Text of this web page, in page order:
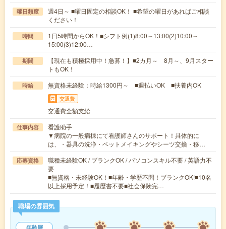
曜日頻度
週4日～ ■曜日固定の相談OK！ ■希望の曜日があればご相談
ください！
時間
1日5時間からOK！■シフト例(1)8:00～13:00(2)10:00～
15:00(3)12:00…
期間
【現在も積極採用中！急募！】■2カ月～ 8月～、9月スター
トもOK！
時給 無資格未経験：時給1300円～ ■週払いOK ■扶養内OK
交通費
交通費全額支給
仕事内容
看護助手
▼病院の一般病棟にて看護師さんのサポート！具体的に
は、・器具の洗浄・ベットメイキングやシーツ交換・移…
応募資格
職種未経験OK / ブランクOK / パソコンスキル不要 / 英語力不
要
■無資格・未経験OK！■年齢・学歴不問！ブランクOK!■10名
以上採用予定！■履歴書不要■社会保険完…
職場の雰囲気
年齢層